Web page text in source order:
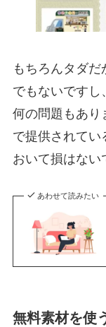
もちろんタダ
でもないですし
何の問題もあり
で提供されてい
おいて損はない
あわせて読みたい
無料素材を使